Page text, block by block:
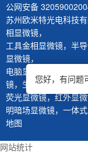
公网安备
苏州欧米特光电科技
相显微镜，
工具金相显微镜， 半
显微镜，
电脑显微镜
镜， 生物显微镜，
荧光显微镜，红外显
明暗场显微镜， 一体
地图
网站统计
您好，有问题